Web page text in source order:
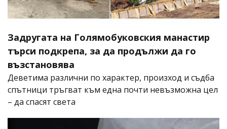
Задругата на Голямобуковския манастир
търси подкрепа, за да продължи да го
възстановява
Деветима различни по характер, произход и съдба
спътници тръгват към една почти невъзможна цел
– да спасят света